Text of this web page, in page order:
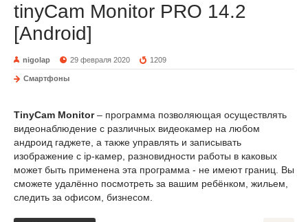
tinyCam Monitor PRO 14.2
[Android]
nigolap 29 февраля 2020 1209
Смартфоны
TinyCam Monitor– программа позволяющая осуществлять
видеонаблюдение с различных видеокамер на любом
андроид гаджете, а также управлять и записывать
изображение с ip-камер, разновидности работы в каковых
может быть применена эта программа - не имеют границ. Вы
сможете удалённо посмотреть за вашим ребёнком, жильем,
следить за офисом, бизнесом.